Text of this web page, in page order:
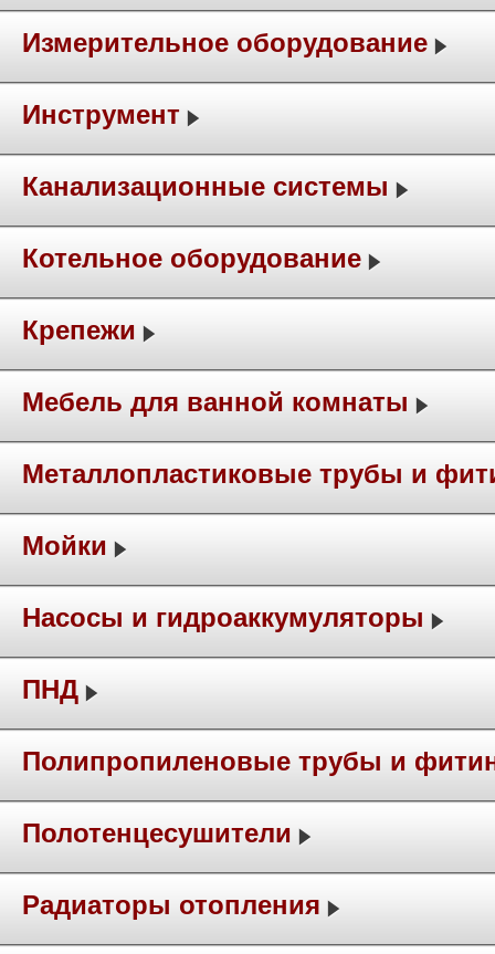
Измерительное оборудование
Инструмент
Канализационные системы
Котельное оборудование
Крепежи
Мебель для ванной комнаты
Металлопластиковые трубы и
Мойки
Насосы и гидроаккумуляторы
ПНД
Полипропиленовые трубы и
Полотенцесушители
Радиаторы отопления